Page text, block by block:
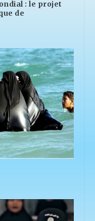
: le projet
de